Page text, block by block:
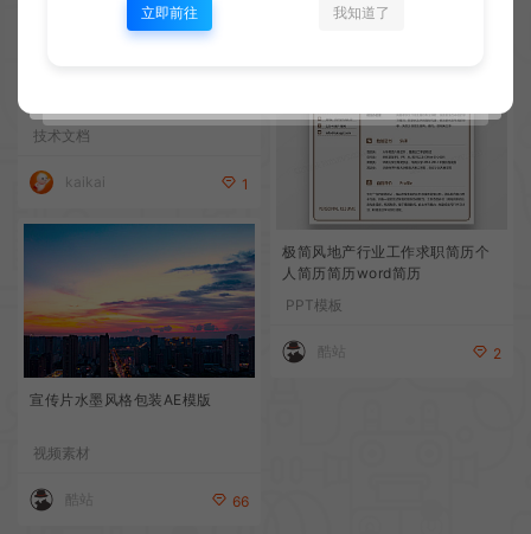
通用
技术文档
kaikai 1
极简风地产行业工作求职简历个
人简历简历word简历
PPT模板
酷站 2
宣传片水墨风格包装AE模版
视频素材
酷站 66
立即前往 我知道了